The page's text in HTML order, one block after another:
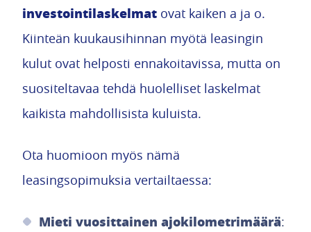
investointilaskelmat ovat kaiken a ja o.
Kiinteän kuukausihinnan myötä leasingin
kulut ovat helposti ennakoitavissa, mutta on
suositeltavaa tehdä huolelliset laskelmat
kaikista mahdollisista kuluista.
Ota huomioon myös nämä
leasingsopimuksia vertailtaessa:
Mieti vuosittainen ajokilometrimäärä: